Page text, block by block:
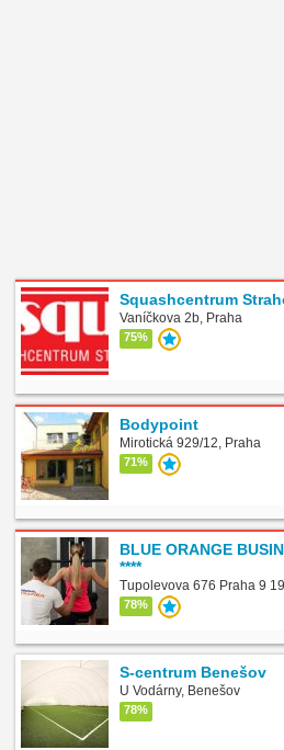
Squashcentrum
Vaníčkova 2b, Praha
75%
Bodypoint
Mirotická 929/12, Praha
71%
BLUE ORANGE
****
Tupolevova 676 Praha 9
78%
S-centrum Benešov
U Vodárny, Benešov
78%